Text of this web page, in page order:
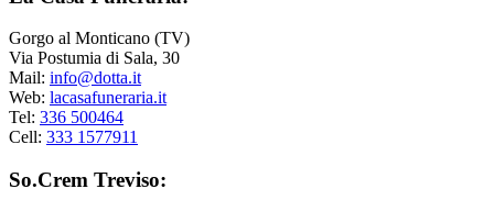
Gorgo al Monticano (TV)
Via Postumia di Sala, 30
Mail: info@dotta.it
Web: lacasafuneraria.it
Tel: 336 500464
Cell: 333 1577911
So.Crem Treviso: